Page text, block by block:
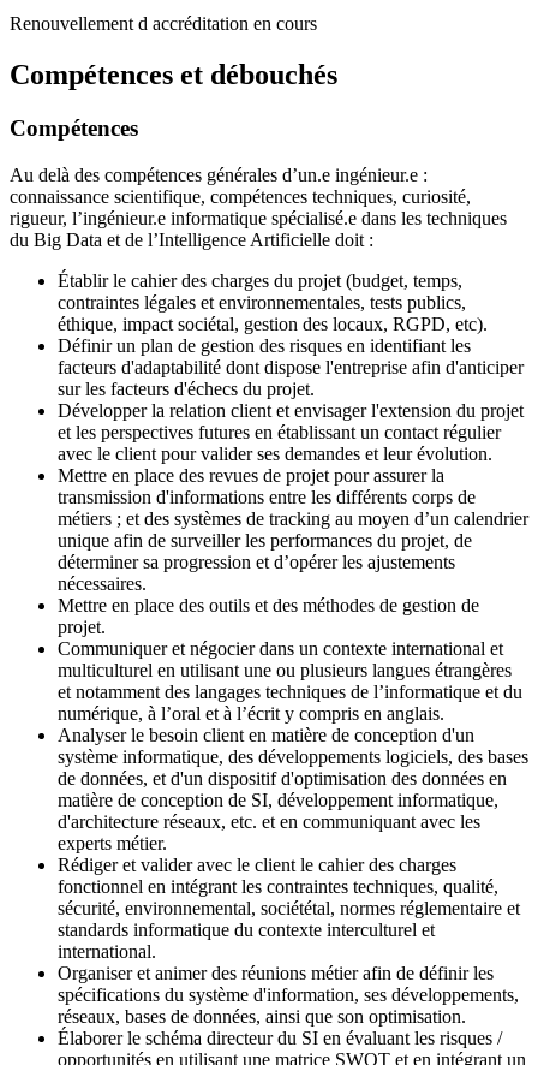
Renouvellement d accréditation en cours
Compétences et débouchés
Compétences
Au delà des compétences générales d’un.e ingénieur.e :
connaissance scientifique, compétences techniques, curiosité,
rigueur, l’ingénieur.e informatique spécialisé.e dans les techniques
du Big Data et de l’Intelligence Artificielle doit :
Établir le cahier des charges du projet (budget, temps,
contraintes légales et environnementales, tests publics,
éthique, impact sociétal, gestion des locaux, RGPD, etc).
Définir un plan de gestion des risques en identifiant les
facteurs d'adaptabilité dont dispose l'entreprise afin d'anticiper
sur les facteurs d'échecs du projet.
Développer la relation client et envisager l'extension du projet
et les perspectives futures en établissant un contact régulier
avec le client pour valider ses demandes et leur évolution.
Mettre en place des revues de projet pour assurer la
transmission d'informations entre les différents corps de
métiers ; et des systèmes de tracking au moyen d’un calendrier
unique afin de surveiller les performances du projet, de
déterminer sa progression et d’opérer les ajustements
nécessaires.
Mettre en place des outils et des méthodes de gestion de
projet.
Communiquer et négocier dans un contexte international et
multiculturel en utilisant une ou plusieurs langues étrangères
et notamment des langages techniques de l’informatique et du
numérique, à l’oral et à l’écrit y compris en anglais.
Analyser le besoin client en matière de conception d'un
système informatique, des développements logiciels, des bases
de données, et d'un dispositif d'optimisation des données en
matière de conception de SI, développement informatique,
d'architecture réseaux, etc. et en communiquant avec les
experts métier.
Rédiger et valider avec le client le cahier des charges
fonctionnel en intégrant les contraintes techniques, qualité,
sécurité, environnemental, sociététal, normes réglementaire et
standards informatique du contexte interculturel et
international.
Organiser et animer des réunions métier afin de définir les
spécifications du système d'information, ses développements,
réseaux, bases de données, ainsi que son optimisation.
Élaborer le schéma directeur du SI en évaluant les risques /
opportunités en utilisant une matrice SWOT et en intégrant un